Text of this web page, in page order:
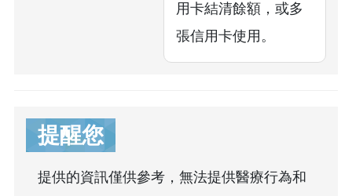
用卡結清餘額，或多
張信用卡使用。
提醒您
提供的資訊僅供參考，無法提供醫療行為和